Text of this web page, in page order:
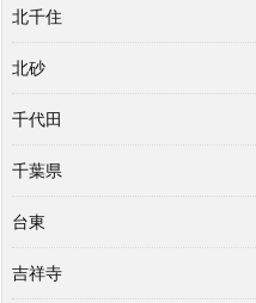
北千住
北砂
千代田
千葉県
台東
吉祥寺